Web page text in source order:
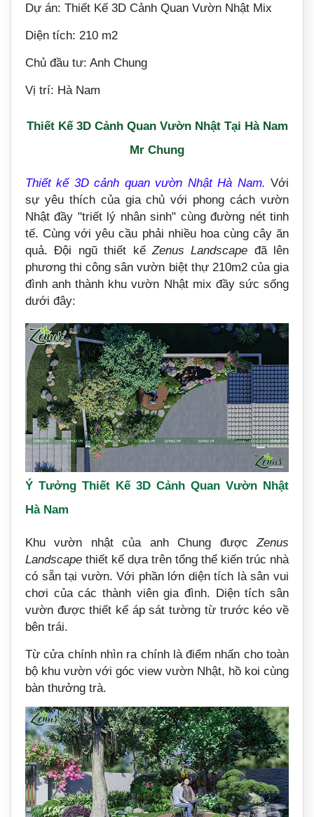
Dự án: Thiết Kế 3D Cảnh Quan Vườn Nhật Mix
Diện tích: 210 m2
Chủ đầu tư: Anh Chung
Vị trí: Hà Nam
Thiết Kế 3D Cảnh Quan Vườn Nhật Tại Hà Nam
Mr Chung
Thiết kế 3D cảnh quan vườn Nhật Hà Nam. Với
sự yêu thích của gia chủ với phong cách vườn
Nhật đầy "triết lý nhân sinh" cùng đường nét tinh
tế. Cùng với yêu cầu phải nhiều hoa cùng cây ăn
quả. Đội ngũ thiết kếZenus Landscape đã lên
phương thi công sân vườn biệt thự 210m2 của gia
đình anh thành khu vườn Nhật mix đầy sức sống
dưới đây:
Ý Tưởng Thiết Kế 3D Cảnh Quan Vườn Nhật
Hà Nam
Khu vườn nhật của anh Chung được Zenus
Landscape thiết kế dựa trên tổng thể kiến trúc nhà
có sẵn tại vườn. Với phần lớn diện tích là sân vui
chơi của các thành viên gia đình. Diện tích sân
vườn được thiết kế áp sát tường từ trước kéo về
bên trái.
Từ cửa chính nhìn ra chính là điểm nhấn cho toàn
bộ khu vườn với góc view vườn Nhật, hồ koi cùng
bàn thưởng trà.